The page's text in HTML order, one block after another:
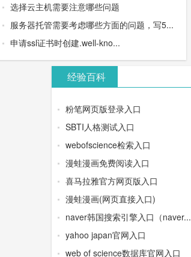
选择云主机需要注意哪些问题
服务器托管需要考虑哪些方面的问题，写5...
申请ssl证书时创建.well-kno...
经验百科
粉笔网页版登录入口
SBTI人格测试入口
webofscience检索入口
漫蛙漫画免费阅读入口
喜马拉雅官方网页版入口
漫蛙漫画(网页直接入口)
naver韩国搜索引擎入口（naver...
yahoo japan官网入口
web of science数据库官网入口